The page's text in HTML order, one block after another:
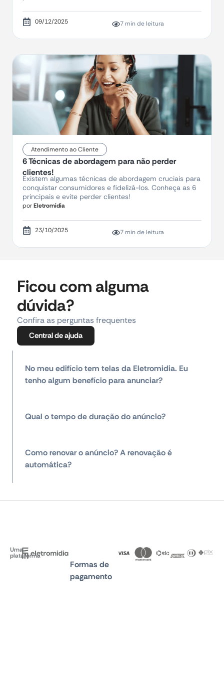
09/12/2025 7 min de leitura
Atendimento ao Cliente
6 Técnicas de abordagem para não perder
clientes!
Existem algumas técnicas de abordagem cruciais para
conquistar consumidores e fidelizá-los. Conheça as 6
principais e evite perder clientes!
porEletromidia
23/10/2025 7 min de leitura
Ficou com alguma
dúvida?
Confira as perguntas frequentes
Central de ajuda
No meu edifício tem telas da Eletromidia. Eu
tenho algum benefício para anunciar?
Qual o tempo de duração do anúncio?
Como renovar o anúncio? A renovação é
automática?
Uma
plataforma
Formas de
pagamento